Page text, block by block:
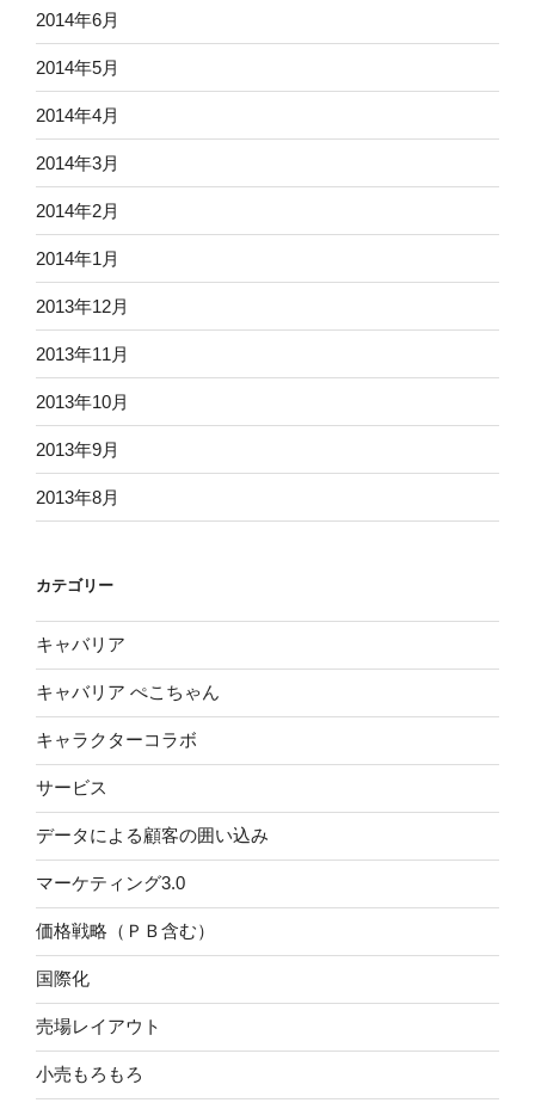
2014年6月
2014年5月
2014年4月
2014年3月
2014年2月
2014年1月
2013年12月
2013年11月
2013年10月
2013年9月
2013年8月
カテゴリー
キャバリア
キャバリア ぺこちゃん
キャラクターコラボ
サービス
データによる顧客の囲い込み
マーケティング3.0
価格戦略（ＰＢ含む）
国際化
売場レイアウト
小売もろもろ